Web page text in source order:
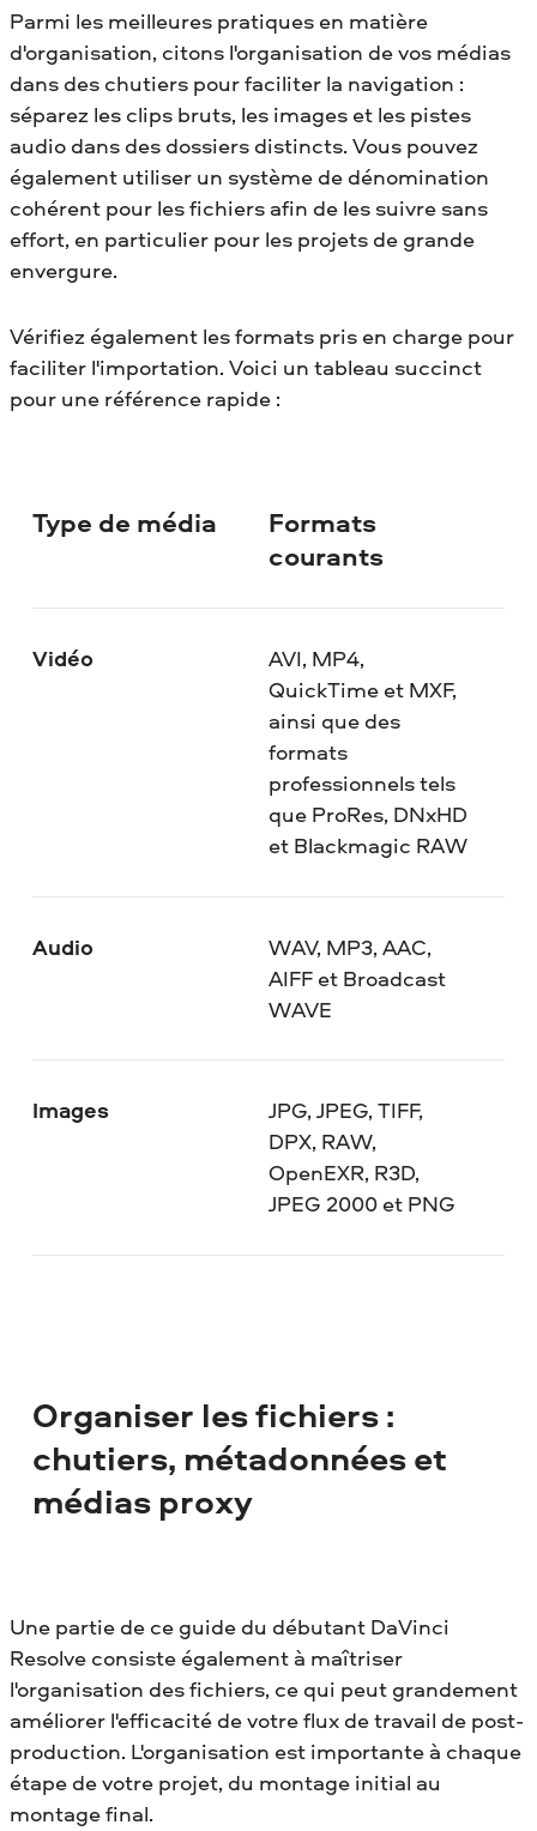
Parmi les meilleures pratiques en matière
d'organisation, citons l'organisation de vos médias
dans des chutiers pour faciliter la navigation :
séparez les clips bruts, les images et les pistes
audio dans des dossiers distincts. Vous pouvez
également utiliser un système de dénomination
cohérent pour les fichiers afin de les suivre sans
effort, en particulier pour les projets de grande
envergure.
Vérifiez également les formats pris en charge pour
faciliter l'importation. Voici un tableau succinct
pour une référence rapide :
Type de média
Formats
courants
Vidéo
AVI, MP4,
QuickTime et MXF,
ainsi que des
formats
professionnels tels
que ProRes, DNxHD
et Blackmagic RAW
Audio
WAV, MP3, AAC,
AIFF et Broadcast
WAVE
Images
JPG, JPEG, TIFF,
DPX, RAW,
OpenEXR, R3D,
JPEG 2000 et PNG
Organiser les fichiers :
chutiers, métadonnées et
médias proxy
Une partie de ce guide du débutant DaVinci
Resolve consiste également à maîtriser
l'organisation des fichiers, ce qui peut grandement
améliorer l'efficacité de votre flux de travail de post-
production. L'organisation est importante à chaque
étape de votre projet, du montage initial au
montage final.